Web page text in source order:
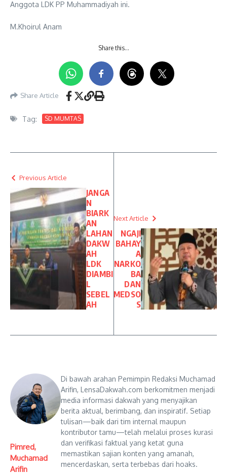
Anggota LDK PP Muhammadiyah ini.
M.Khoirul Anam
Share this…
Share Article
Tag: SD MUMTAS
Previous Article
JANGA
N
BIARK
AN
LAHAN
DAKW
AH
LDK
DIAMBI
L
SEBEL
AH
Next Article
NGAJI
BAHAY
A
NARKO
BA
DAN
MEDSO
S
Pimred,
Muchamad
Arifin
Di bawah arahan Pemimpin Redaksi Muchamad
Arifin, LensaDakwah.com berkomitmen menjadi
media informasi dakwah yang menyajikan
berita aktual, berimbang, dan inspiratif. Setiap
tulisan—baik dari tim internal maupun
kontributor tamu—telah melalui proses kurasi
dan verifikasi faktual yang ketat guna
memastikan sajian konten yang amanah,
mencerdaskan, serta terbebas dari hoaks.